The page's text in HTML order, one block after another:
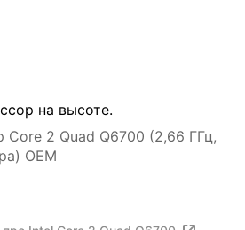
на высоте.
2 Quad Q6700 (2,66 ГГц,
OEM